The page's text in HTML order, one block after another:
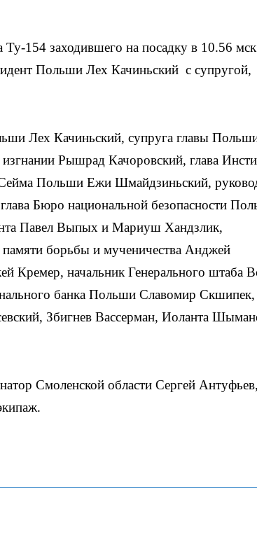
Ту-154 заходившего на посадку в 10.56
Польши Лех Качиньский с супругой,
Лех Качиньский, супруга главы
Рышрад Качоровский, глава
Польши Ежи Шмайдзиньский,
Бюро национальной безопасности
Павел Выпых и Мариуш Хандзлик,
памяти борьбы и мученичества Анджей
начальник Генерального штаба
банка Польши Славомир Скшипек,
Збигнев Вассерман, Иоланта
Смоленской области Сергей